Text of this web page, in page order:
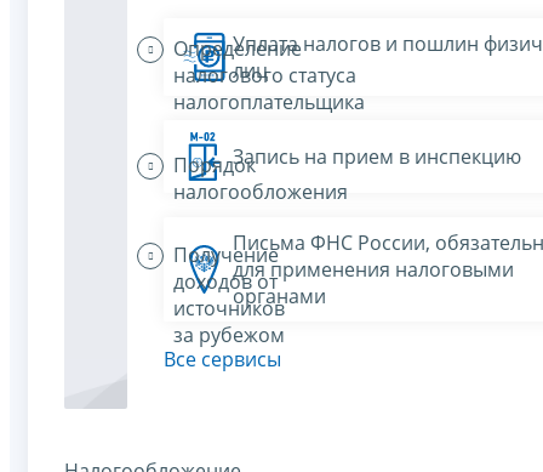
Определение
налогового статуса
налогоплательщика
Порядок
налогообложения
Получение
доходов от
источников
за рубежом
Уплата налогов и пошлин
лиц
Запись на прием в инспекцию
Письма ФНС России,
для применения налоговыми
органами
Все сервисы